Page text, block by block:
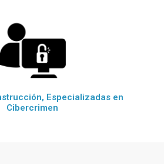
Especializadas en
Cibercrimen